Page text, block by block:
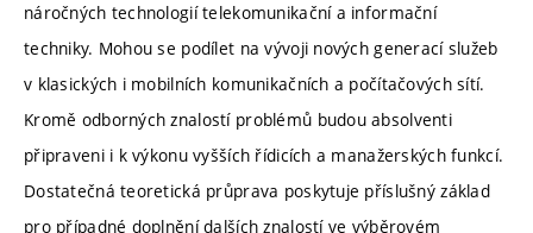
náročných technologií telekomunikační a informační
techniky. Mohou se podílet na vývoji nových generací služeb
v klasických i mobilních komunikačních a počítačových sítí.
Kromě odborných znalostí problémů budou absolventi
připraveni i k výkonu vyšších řídicích a manažerských funkcí.
Dostatečná teoretická průprava poskytuje příslušný základ
pro případné doplnění dalších znalostí ve výběrovém